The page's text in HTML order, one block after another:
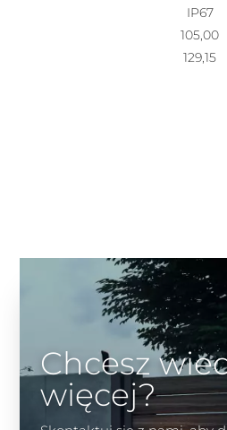
IP67
105,00
129,15
Chcesz
więcej?